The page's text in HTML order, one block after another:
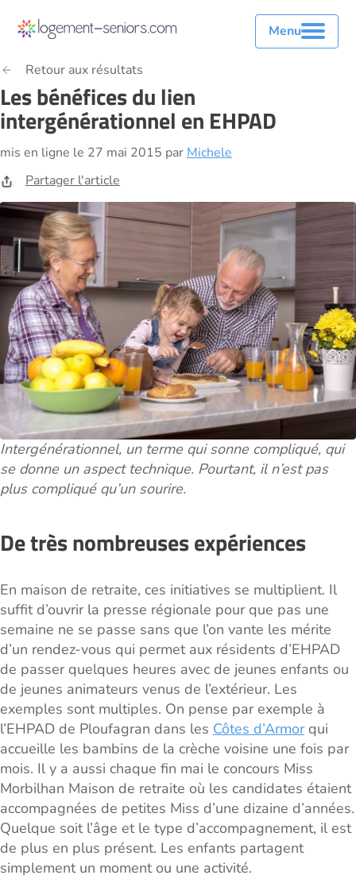
Menu
Retour aux résultats
Les bénéfices du lien
intergénérationnel en EHPAD
mis en ligne le 27 mai 2015 par Michele
Partager l'article
Intergénérationnel, un terme qui sonne compliqué, qui
se donne un aspect technique. Pourtant, il n’est pas
plus compliqué qu’un sourire.
De très nombreuses expériences
En maison de retraite, ces initiatives se multiplient. Il
suffit d’ouvrir la presse régionale pour que pas une
semaine ne se passe sans que l’on vante les mérite
d’un rendez-vous qui permet aux résidents d’EHPAD
de passer quelques heures avec de jeunes enfants ou
de jeunes animateurs venus de l’extérieur. Les
exemples sont multiples. On pense par exemple à
l’EHPAD de Ploufagran dans les Côtes d’Armorqui
accueille les bambins de la crèche voisine une fois par
mois. Il y a aussi chaque fin mai le concours Miss
Morbilhan Maison de retraite où les candidates étaient
accompagnées de petites Miss d’une dizaine d’années.
Quelque soit l’âge et le type d’accompagnement, il est
de plus en plus présent. Les enfants partagent
simplement un moment ou une activité.